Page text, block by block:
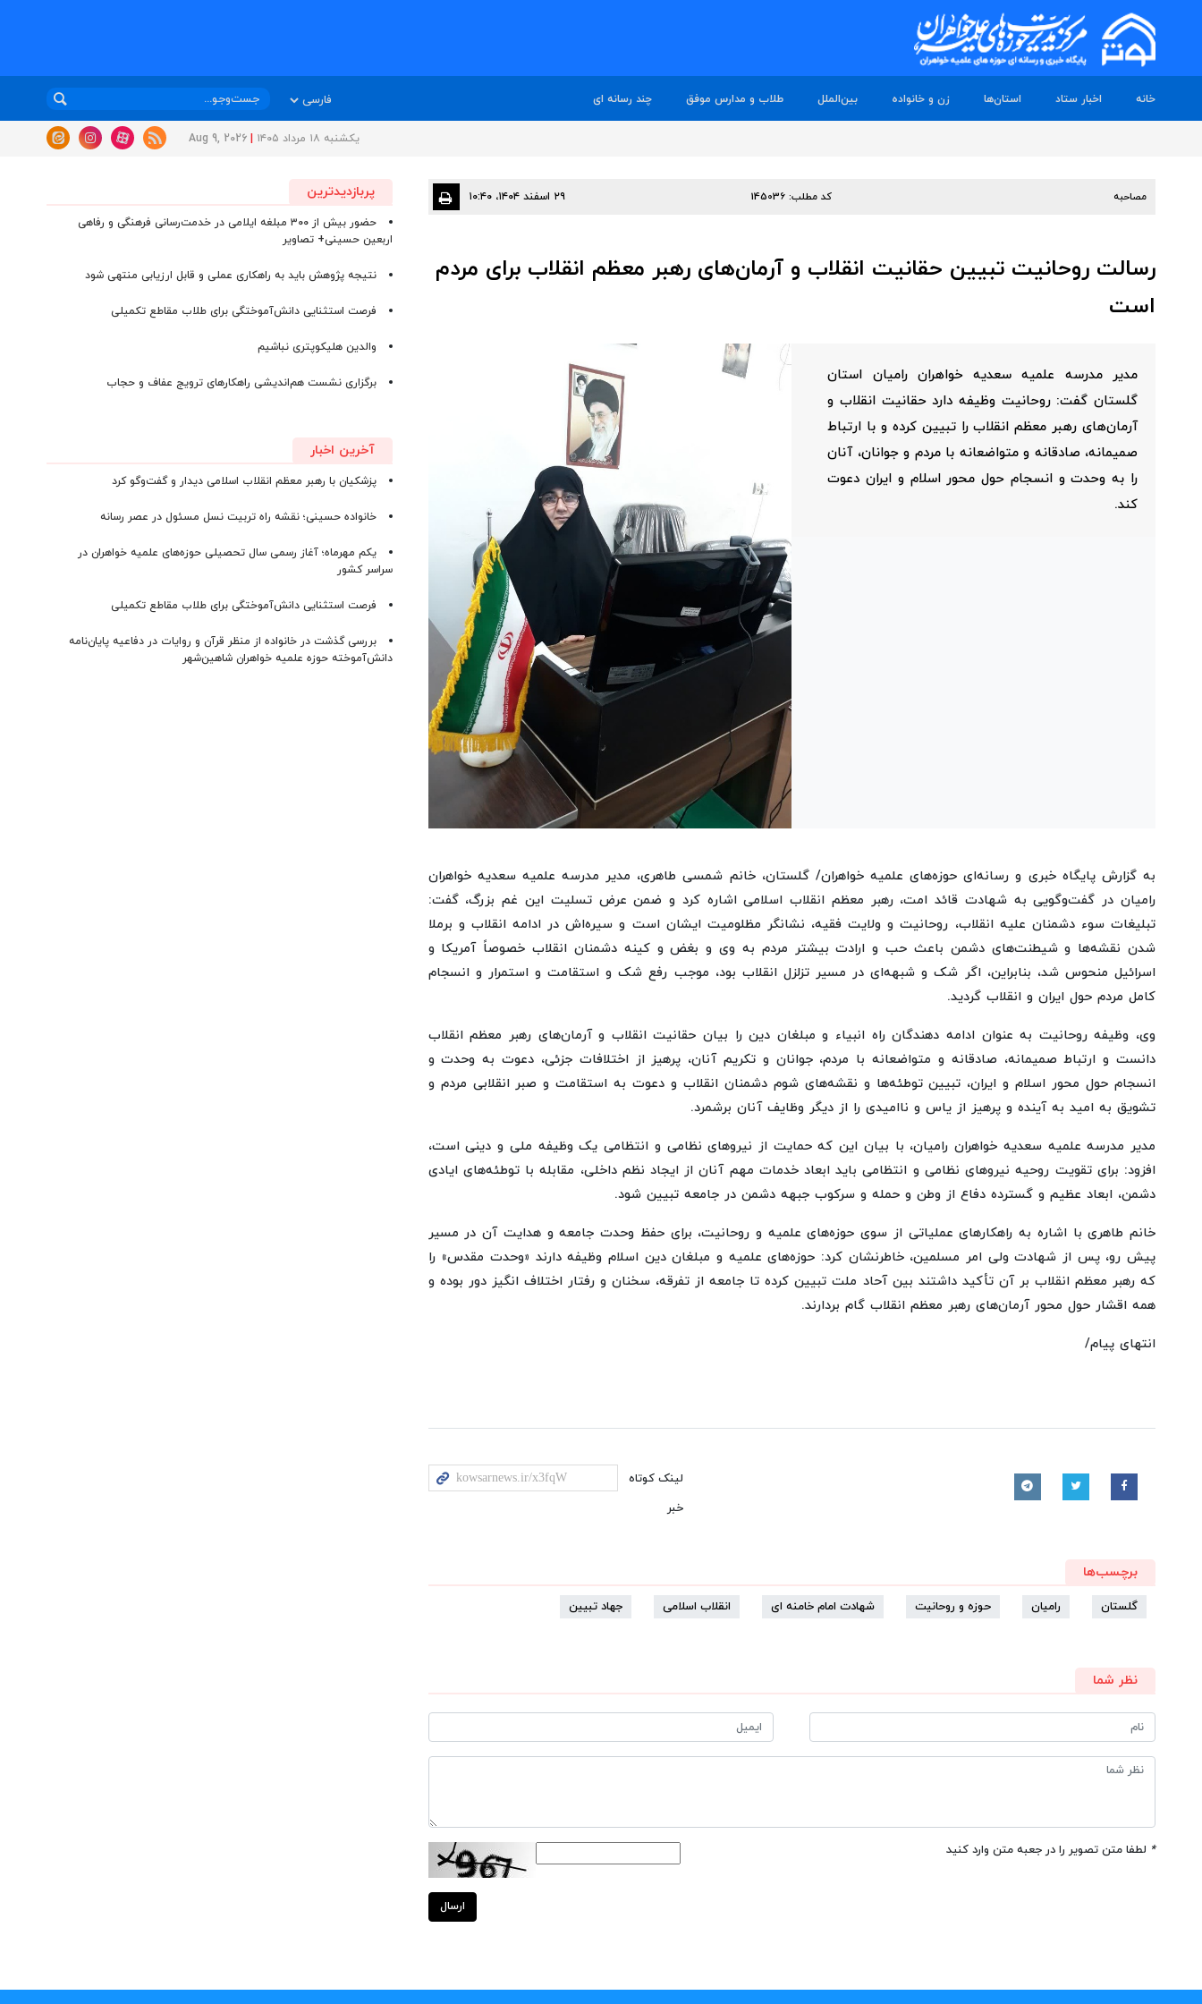
خانه اخبار ستاد استان‌ها زن و خانواده بین‌الملل طلاب و مدارس موفق چند رسانه ای
یکشنبه ۱۸ مرداد ۱۴۰۵ Aug 9, 2026
مصاحبه کد مطلب: 145036 ۲۹ اسفند ۱۴۰۴، ۱۰:۴۰
رسالت روحانیت تبیین حقانیت انقلاب و آرمان‌های رهبر معظم انقلاب برای مردم
است
مدیر مدرسه علمیه سعدیه خواهران رامیان استان
گلستان گفت: روحانیت وظیفه دارد حقانیت انقلاب و
آرمان‌های رهبر معظم انقلاب را تبیین کرده و با ارتباط
صمیمانه، صادقانه و متواضعانه با مردم و جوانان، آنان
را به وحدت و انسجام حول محور اسلام و ایران دعوت
کند.
به گزارش پایگاه خبری و رسانه‌ای حوزه‌های علمیه خواهران/ گلستان، خانم شمسی طاهری، مدیر مدرسه علمیه سعدیه خواهران
رامیان در گفت‌وگویی به شهادت قائد امت، رهبر معظم انقلاب اسلامی اشاره کرد و ضمن عرض تسلیت این غم بزرگ، گفت:
تبلیغات سوء دشمنان علیه انقلاب، روحانیت و ولایت فقیه، نشانگر مظلومیت ایشان است و سیره‌اش در ادامه انقلاب و برملا
شدن نقشه‌ها و شیطنت‌های دشمن باعث حب و ارادت بیشتر مردم به وی و بغض و کینه دشمنان انقلاب خصوصاً آمریکا و
اسرائیل منحوس شد، بنابراین، اگر شک و شبهه‌ای در مسیر تزلزل انقلاب بود، موجب رفع شک و استقامت و استمرار و انسجام
کامل مردم حول ایران و انقلاب گردید.
وی، وظیفه روحانیت به عنوان ادامه دهندگان راه انبیاء و مبلغان دین را بیان حقانیت انقلاب و آرمان‌های رهبر معظم انقلاب
دانست و ارتباط صمیمانه، صادقانه و متواضعانه با مردم، جوانان و تکریم آنان، پرهیز از اختلافات جزئی، دعوت به وحدت و
انسجام حول محور اسلام و ایران، تبیین توطئه‌ها و نقشه‌های شوم دشمنان انقلاب و دعوت به استقامت و صبر انقلابی مردم و
تشویق به امید به آینده و پرهیز از یاس و ناامیدی را از دیگر وظایف آنان برشمرد.
مدیر مدرسه علمیه سعدیه خواهران رامیان، با بیان این که حمایت از نیروهای نظامی و انتظامی یک وظیفه ملی و دینی است،
افزود: برای تقویت روحیه نیروهای نظامی و انتظامی باید ابعاد خدمات مهم آنان از ایجاد نظم داخلی، مقابله با توطئه‌های ایادی
دشمن، ابعاد عظیم و گسترده دفاع از وطن و حمله و سرکوب جبهه دشمن در جامعه تبیین شود.
خانم طاهری با اشاره به راهکارهای عملیاتی از سوی حوزه‌های علمیه و روحانیت، برای حفظ وحدت جامعه و هدایت آن در مسیر
پیش رو، پس از شهادت ولی امر مسلمین، خاطرنشان کرد: حوزه‌های علمیه و مبلغان دین اسلام وظیفه دارند «وحدت مقدس» را
که رهبر معظم انقلاب بر آن تأکید داشتند بین آحاد ملت تبیین کرده تا جامعه از تفرقه، سخنان و رفتار اختلاف انگیز دور بوده و
همه اقشار حول محور آرمان‌های رهبر معظم انقلاب گام بردارند.
انتهای پیام/
لینک کوتاه
خبر
برچسب‌ها
گلستان رامیان حوزه و روحانیت شهادت امام خامنه ای انقلاب اسلامی جهاد تبیین
نظر شما
* لطفا متن تصویر را در جعبه متن وارد کنید
ارسال
پربازدیدترین
حضور بیش از ۳۰۰ مبلغه ایلامی در خدمت‌رسانی فرهنگی و رفاهی
اربعین حسینی+ تصاویر
نتیجه پژوهش باید به راهکاری عملی و قابل ارزیابی منتهی شود
فرصت استثنایی دانش‌آموختگی برای طلاب مقاطع تکمیلی
والدین هلیکوپتری نباشیم
برگزاری نشست هم‌اندیشی راهکارهای ترویج عفاف و حجاب
آخرین اخبار
پزشکیان با رهبر معظم انقلاب اسلامی دیدار و گفت‌وگو کرد
خانواده حسینی؛ نقشه راه تربیت نسل مسئول در عصر رسانه
یکم مهرماه؛ آغاز رسمی سال تحصیلی حوزه‌های علمیه خواهران در
سراسر کشور
فرصت استثنایی دانش‌آموختگی برای طلاب مقاطع تکمیلی
بررسی گذشت در خانواده از منظر قرآن و روایات در دفاعیه پایان‌نامه
دانش‌آموخته حوزه علمیه خواهران شاهین‌شهر